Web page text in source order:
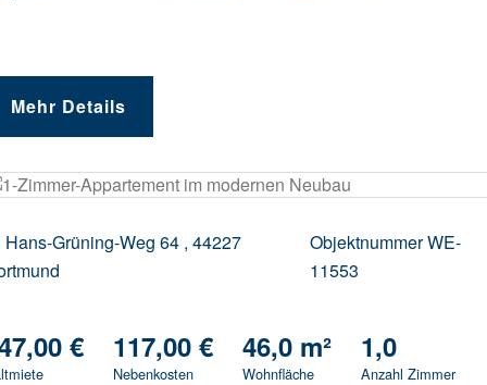
Mehr Details
Hans-Grüning-Weg 64 , 44227
ObjektnummerWE-
11553
€ 117,00 €
Nebenkosten
46,0 m²
Wohnfläche
1,0
Anzahl Zimmer